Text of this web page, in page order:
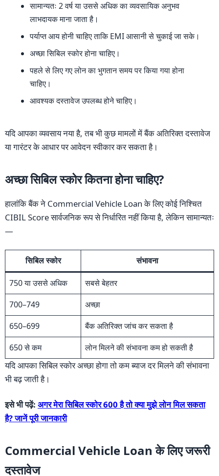
सामान्यतः 2 वर्ष या उससे अधिक का व्यवसायिक अनुभव
लाभदायक माना जाता है।
पर्याप्त आय होनी चाहिए ताकि EMI आसानी से चुकाई जा सके।
अच्छा सिबिल स्कोर होना चाहिए।
पहले से लिए गए लोन का भुगतान समय पर किया गया होना
चाहिए।
आवश्यक दस्तावेज उपलब्ध होने चाहिए।
यदि आपका व्यवसाय नया है, तब भी कुछ मामलों में बैंक अतिरिक्त दस्तावेज
या गारंटर के आधार पर आवेदन स्वीकार कर सकता है।
अच्छा सिबिल स्कोर कितना होना चाहिए?
हालांकि बैंक ने Commercial Vehicle Loan के लिए कोई निश्चित
CIBIL Score सार्वजनिक रूप से निर्धारित नहीं किया है, लेकिन सामान्यतः
—
सिबिल स्कोर संभावना
750 या उससे अधिक
सबसे बेहतर
700–749
अच्छा
650–699
बैंक अतिरिक्त जांच कर सकता है
650 से कम
लोन मिलने की संभावना कम हो सकती है
यदि आपका सिबिल स्कोर अच्छा होगा तो कम ब्याज दर मिलने की संभावना
भी बढ़ जाती है।
इसे भी पढ़ें: अगर मेरा सिबिल स्कोर 600 है तो क्या मुझे लोन मिल सकता
है? जानें पूरी जानकारी
Commercial Vehicle Loan के लिए जरूरी
दस्तावेज